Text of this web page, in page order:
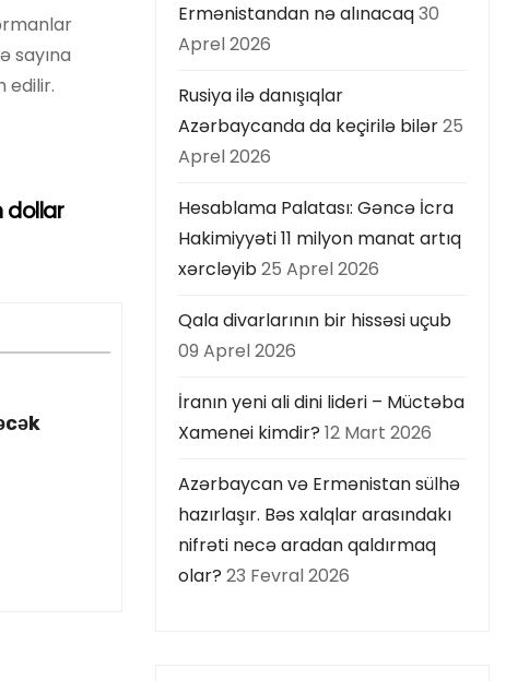
sayına
edilir.
dollar
Ermənistandan nə alınacaq30
Aprel 2026
Rusiya ilə danışıqlar
Azərbaycanda da keçirilə bilər25
Aprel 2026
Hesablama Palatası: Gəncə İcra
Hakimiyyəti 11 milyon manat artıq
xərcləyib25 Aprel 2026
Qala divarlarının bir hissəsi uçub
09 Aprel 2026
İranın yeni ali dini lideri – Müctəba
Xamenei kimdir? 12 Mart 2026
Azərbaycan və Ermənistan sülhə
hazırlaşır. Bəs xalqlar arasındakı
nifrəti necə aradan qaldırmaq
olar? 23 Fevral 2026